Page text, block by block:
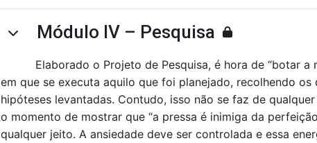
ContrairMódulo IV – Pesquisa
Elaborado o Projeto de Pesquisa, é hora de “botar a
em que se executa aquilo que foi planejado, recolhendo
hipóteses levantadas. Contudo, isso não se faz de
o momento de mostrar que “a pressa é inimiga da
qualquer jeito. A ansiedade deve ser controlada e essa